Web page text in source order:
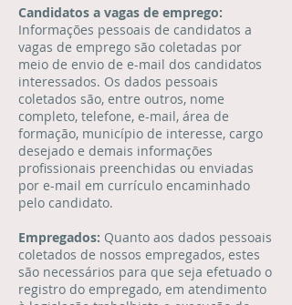
Candidatos a vagas de emprego:
Informações pessoais de candidatos a
vagas de emprego são coletadas por
meio de envio de e-mail dos candidatos
interessados. Os dados pessoais
coletados são, entre outros, nome
completo, telefone, e-mail, área de
formação, município de interesse, cargo
desejado e demais informações
profissionais preenchidas ou enviadas
por e-mail em currículo encaminhado
pelo candidato.
Empregados: Quanto aos dados pessoais
coletados de nossos empregados, estes
são necessários para que seja efetuado o
registro do empregado, em atendimento